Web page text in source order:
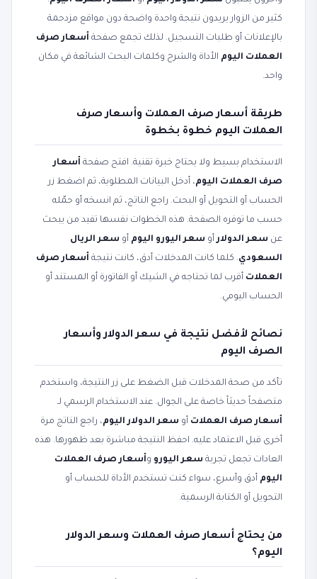
كثير من الزوار يريدون نتيجة واحدة واضحة دون مواقع مزدحمة
بالإعلانات أو طلبات التسجيل. لذلك تجمع صفحة أسعار صرف
العملات اليوم الأداة والشرح وكلمات البحث الشائعة في مكان
واحد.
طريقة أسعار صرف العملات وأسعار صرف
العملات اليوم خطوة بخطوة
الاستخدام بسيط ولا يحتاج خبرة تقنية. افتح صفحة أسعار
صرف العملات اليوم، أدخل البيانات المطلوبة، ثم اضغط زر
الحساب أو التحويل أو البحث. راجع الناتج، ثم انسخه أو حمّله
حسب ما توفره الصفحة. هذه الخطوات نفسها تفيد من يبحث
عن سعر الدولارأو سعر اليورو اليوم أو سعر الريال
السعودي. كلما كانت المدخلات أدق، كانت نتيجة أسعار صرف
العملات أقرب لما تحتاجه في الشيك أو الفاتورة أو المستند أو
الحساب اليومي.
نصائح لأفضل نتيجة في سعر الدولار وأسعار
الصرف اليوم
تأكد من صحة المدخلات قبل الضغط على زر النتيجة، واستخدم
متصفحاً حديثاً خاصة على الجوال. عند الاستخدام الرسمي لـ
أسعار صرف العملات أو سعر الدولار اليوم، راجع الناتج مرة
أخرى قبل الاعتماد عليه. احفظ النتيجة مباشرة بعد ظهورها. هذه
العادات تجعل تجربة سعر اليورو وأسعار صرف العملات
اليوم أدق وأسرع، سواء كنت تستخدم الأداة للحساب أو
التحويل أو الكتابة الرسمية.
من يحتاج أسعار صرف العملات وسعر الدولار
اليوم؟